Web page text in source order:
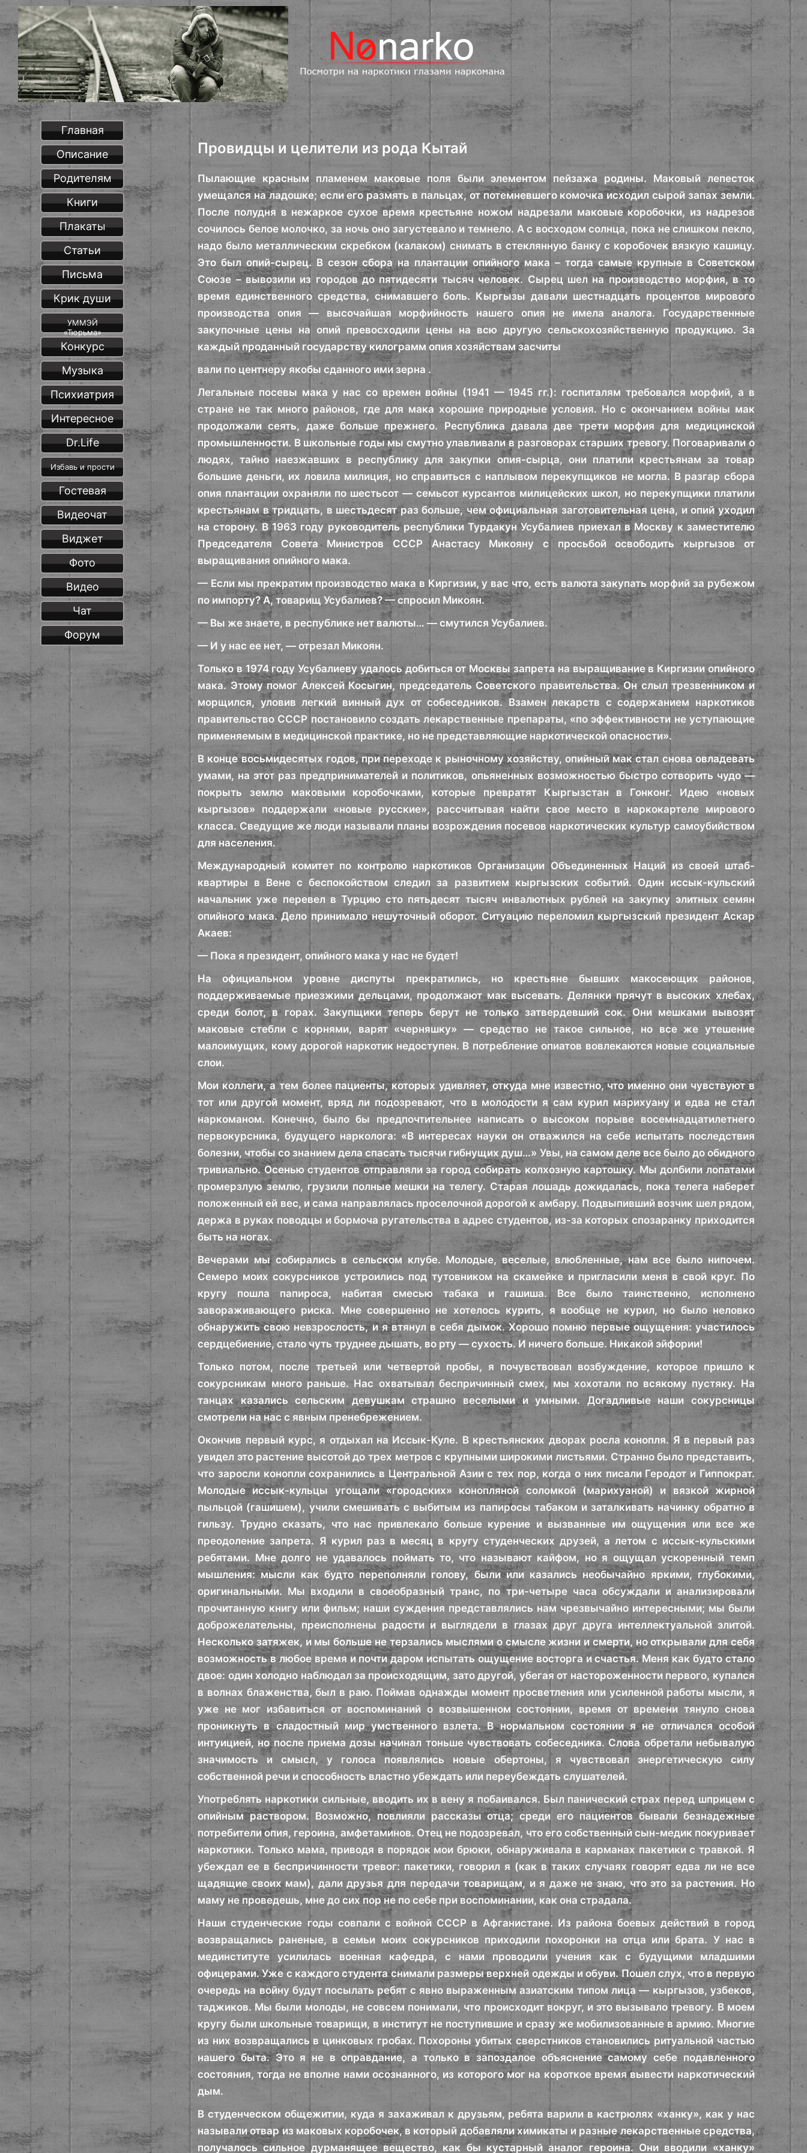
Провидцы и целители из рода Кытай
Пылающие красным пламенем маковые поля были элементом пейзажа родины. Маковый лепесток
умещался на ладошке; если его размять в пальцах, от потемневшего комочка исходил сырой запах земли.
После полудня в нежаркое сухое время крестьяне ножом надрезали маковые коробочки, из надрезов
сочилось белое молочко, за ночь оно загустевало и темнело. А с восходом солнца, пока не слишком пекло,
надо было металлическим скребком (калаком) снимать в стеклянную банку с коробочек вязкую кашицу.
Это был опий-сырец. В сезон сбора на плантации опийного мака – тогда самые крупные в Советском
Союзе – вывозили из городов до пятидесяти тысяч человек. Сырец шел на производство морфия, в то
время единственного средства, снимавшего боль. Кыргызы давали шестнадцать процентов мирового
производства опия — высочайшая морфийность нашего опия не имела аналога. Государственные
закупочные цены на опий превосходили цены на всю другую сельскохозяйственную продукцию. За
каждый проданный государству килограмм опия хозяйствам засчиты
вали по центнеру якобы сданного ими зерна .
Легальные посевы мака у нас со времен войны (1941 — 1945 гг.): госпиталям требовался морфий, а в
стране не так много районов, где для мака хорошие природные условия. Но с окончанием войны мак
продолжали сеять, даже больше прежнего. Республика давала две трети морфия для медицинской
промышленности. В школьные годы мы смутно улавливали в разговорах старших тревогу. Поговаривали о
людях, тайно наезжавших в республику для закупки опия-сырца, они платили крестьянам за товар
большие деньги, их ловила милиция, но справиться с наплывом перекупщиков не могла. В разгар сбора
опия плантации охраняли по шестьсот — семьсот курсантов милицейских школ, но перекупщики платили
крестьянам в тридцать, в шестьдесят раз больше, чем официальная заготовительная цена, и опий уходил
на сторону. В 1963 году руководитель республики Турдакун Усубалиев приехал в Москву к заместителю
Председателя Совета Министров СССР Анастасу Микояну с просьбой освободить кыргызов от
выращивания опийного мака.
— Если мы прекратим производство мака в Киргизии, у вас что, есть валюта закупать морфий за рубежом
по импорту? А, товарищ Усубалиев? — спросил Микоян.
— Вы же знаете, в республике нет валюты… — смутился Усубалиев.
— И у нас ее нет, — отрезал Микоян.
Только в 1974 году Усубалиеву удалось добиться от Москвы запрета на выращивание в Киргизии опийного
мака. Этому помог Алексей Косыгин, председатель Советского правительства. Он слыл трезвенником и
морщился, уловив легкий винный дух от собеседников. Взамен лекарств с содержанием наркотиков
правительство СССР постановило создать лекарственные препараты, «по эффективности не уступающие
применяемым в медицинской практике, но не представляющие наркотической опасности».
В конце восьмидесятых годов, при переходе к рыночному хозяйству, опийный мак стал снова овладевать
умами, на этот раз предпринимателей и политиков, опьяненных возможностью быстро сотворить чудо —
покрыть землю маковыми коробочками, которые превратят Кыргызстан в Гонконг. Идею «новых
кыргызов» поддержали «новые русские», рассчитывая найти свое место в наркокартеле мирового
класса. Сведущие же люди называли планы возрождения посевов наркотических культур самоубийством
для населения.
Международный комитет по контролю наркотиков Организации Объединенных Наций из своей штаб-
квартиры в Вене с беспокойством следил за развитием кыргызских событий. Один иссык-кульский
начальник уже перевел в Турцию сто пятьдесят тысяч инвалютных рублей на закупку элитных семян
опийного мака. Дело принимало нешуточный оборот. Ситуацию переломил кыргызский президент Аскар
Акаев:
— Пока я президент, опийного мака у нас не будет!
На официальном уровне диспуты прекратились, но крестьяне бывших макосеющих районов,
поддерживаемые приезжими дельцами, продолжают мак высевать. Делянки прячут в высоких хлебах,
среди болот, в горах. Закупщики теперь берут не только затвердевший сок. Они мешками вывозят
маковые стебли с корнями, варят «черняшку» — средство не такое сильное, но все же утешение
малоимущих, кому дорогой наркотик недоступен. В потребление опиатов вовлекаются новые социальные
слои.
Мои коллеги, а тем более пациенты, которых удивляет, откуда мне известно, что именно они чувствуют в
тот или другой момент, вряд ли подозревают, что в молодости я сам курил марихуану и едва не стал
наркоманом. Конечно, было бы предпочтительнее написать о высоком порыве восемнадцатилетнего
первокурсника, будущего нарколога: «В интересах науки он отважился на себе испытать последствия
болезни, чтобы со знанием дела спасать тысячи гибнущих душ…» Увы, на самом деле все было до обидного
тривиально. Осенью студентов отправляли за город собирать колхозную картошку. Мы долбили лопатами
промерзлую землю, грузили полные мешки на телегу. Старая лошадь дожидалась, пока телега наберет
положенный ей вес, и сама направлялась проселочной дорогой к амбару. Подвыпивший возчик шел рядом,
держа в руках поводцы и бормоча ругательства в адрес студентов, из-за которых спозаранку приходится
быть на ногах.
Вечерами мы собирались в сельском клубе. Молодые, веселые, влюбленные, нам все было нипочем.
Семеро моих сокурсников устроились под тутовником на скамейке и пригласили меня в свой круг. По
кругу пошла папироса, набитая смесью табака и гашиша. Все было таинственно, исполнено
завораживающего риска. Мне совершенно не хотелось курить, я вообще не курил, но было неловко
обнаружить свою невзрослость, и я втянул в себя дымок. Хорошо помню первые ощущения: участилось
сердцебиение, стало чуть труднее дышать, во рту — сухость. И ничего больше. Никакой эйфории!
Только потом, после третьей или четвертой пробы, я почувствовал возбуждение, которое пришло к
сокурсникам много раньше. Нас охватывал беспричинный смех, мы хохотали по всякому пустяку. На
танцах казались сельским девушкам страшно веселыми и умными. Догадливые наши сокурсницы
смотрели на нас с явным пренебрежением.
Окончив первый курс, я отдыхал на Иссык-Куле. В крестьянских дворах росла конопля. Я в первый раз
увидел это растение высотой до трех метров с крупными широкими листьями. Странно было представить,
что заросли конопли сохранились в Центральной Азии с тех пор, когда о них писали Геродот и Гиппократ.
Молодые иссык-кульцы угощали «городских» конопляной соломкой (марихуаной) и вязкой жирной
пыльцой (гашишем), учили смешивать с выбитым из папиросы табаком и заталкивать начинку обратно в
гильзу. Трудно сказать, что нас привлекало больше курение и вызванные им ощущения или все же
преодоление запрета. Я курил раз в месяц в кругу студенческих друзей, а летом с иссык-кульскими
ребятами. Мне долго не удавалось поймать то, что называют кайфом, но я ощущал ускоренный темп
мышления: мысли как будто переполняли голову, были или казались необычайно яркими, глубокими,
оригинальными. Мы входили в своеобразный транс, по три-четыре часа обсуждали и анализировали
прочитанную книгу или фильм; наши суждения представлялись нам чрезвычайно интересными; мы были
доброжелательны, преисполнены радости и выглядели в глазах друг друга интеллектуальной элитой.
Несколько затяжек, и мы больше не терзались мыслями о смысле жизни и смерти, но открывали для себя
возможность в любое время и почти даром испытать ощущение восторга и счастья. Меня как будто стало
двое: один холодно наблюдал за происходящим, зато другой, убегая от настороженности первого, купался
в волнах блаженства, был в раю. Поймав однажды момент просветления или усиленной работы мысли, я
уже не мог избавиться от воспоминаний о возвышенном состоянии, время от времени тянуло снова
проникнуть в сладостный мир умственного взлета. В нормальном состоянии я не отличался особой
интуицией, но после приема дозы начинал тоньше чувствовать собеседника. Слова обретали небывалую
значимость и смысл, у голоса появлялись новые обертоны, я чувствовал энергетическую силу
собственной речи и способность властно убеждать или переубеждать слушателей.
Употреблять наркотики сильные, вводить их в вену я побаивался. Был панический страх перед шприцем с
опийным раствором. Возможно, повлияли рассказы отца; среди его пациентов бывали безнадежные
потребители опия, героина, амфетаминов. Отец не подозревал, что его собственный сын-медик покуривает
наркотики. Только мама, приводя в порядок мои брюки, обнаруживала в карманах пакетики с травкой. Я
убеждал ее в беспричинности тревог: пакетики, говорил я (как в таких случаях говорят едва ли не все
щадящие своих мам), дали друзья для передачи товарищам, и я даже не знаю, что это за растения. Но
маму не проведешь, мне до сих пор не по себе при воспоминании, как она страдала.
Наши студенческие годы совпали с войной СССР в Афганистане. Из района боевых действий в город
возвращались раненые, в семьи моих сокурсников приходили похоронки на отца или брата. У нас в
мединституте усилилась военная кафедра, с нами проводили учения как с будущими младшими
офицерами. Уже с каждого студента снимали размеры верхней одежды и обуви. Пошел слух, что в первую
очередь на войну будут посылать ребят с явно выраженным азиатским типом лица — кыргызов, узбеков,
таджиков. Мы были молоды, не совсем понимали, что происходит вокруг, и это вызывало тревогу. В моем
кругу были школьные товарищи, в институт не поступившие и сразу же мобилизованные в армию. Многие
из них возвращались в цинковых гробах. Похороны убитых сверстников становились ритуальной частью
нашего быта. Это я не в оправдание, а только в запоздалое объяснение самому себе подавленного
состояния, тогда не вполне нами осознанного, из которого мог на короткое время вывести наркотический
дым.
В студенческом общежитии, куда я захаживал к друзьям, ребята варили в кастрюлях «ханку», как у нас
называли отвар из маковых коробочек, в который добавляли химикаты и разные лекарственные средства,
получалось сильное дурманящее вещество, как бы кустарный аналог героина. Они вводили «ханку»
Главная
Описание
Родителям
Книги
Плакаты
Статьи
Письма
Крик души
УММЭЙ
«Тюрьма»
Конкурс
Музыка
Психиатрия
Интересное
Dr.Life
Избавь и прости
Гостевая
Видеочат
Виджет
Фото
Видео
Чат
Форум